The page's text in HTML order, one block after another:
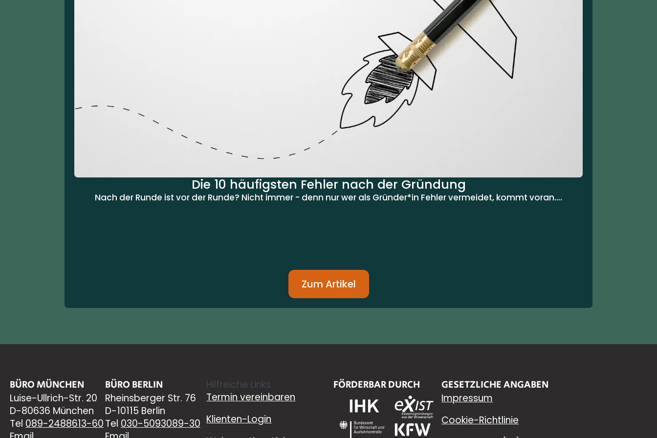
Die 10 häufigsten Fehler nach der Gründung
Nach der Runde ist vor der Runde? Nicht immer - denn nur wer als Gründer*in Fehler vermeidet, kommt voran....
Zum Artikel
BÜRO MÜNCHEN
Luise-Ullrich-Str. 20
D-80636 München
Tel 089-2488613-60
BÜRO BERLIN
Rheinsberger Str. 76
D-10115 Berlin
Tel 030-5093089-30
Hilfreiche Links
Termin vereinbaren
Klienten-Login
FÖRDERBAR DURCH GESETZLICHE ANGABEN
Impressum
Cookie-Richtlinie